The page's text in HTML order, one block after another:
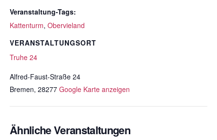
Veranstaltung-Tags:
Kattenturm, Obervieland
VERANSTALTUNGSORT
Truhe 24
Alfred-Faust-Straße 24
Bremen, 28277 Google Karte anzeigen
Ähnliche Veranstaltungen